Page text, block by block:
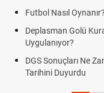
Futbol Nasıl
Deplasman Golü
Uygulanıyor?
DGS Sonuçları Ne
Tarihini Duyurdu